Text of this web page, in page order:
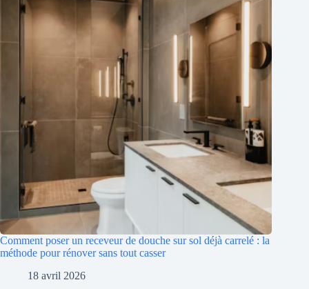
Comment poser un receveur de douche sur sol déjà carrelé : la
méthode pour rénover sans tout casser
18 avril 2026